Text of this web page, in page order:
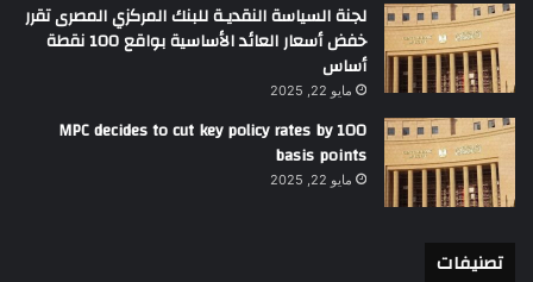
لجنة السياسة النقديـة للبنك المركزي المصرى تقرر
خفض أسعار العائد الأساسية بواقع 100 نقطة
أساس
مايو 22, 2025
MPC decides to cut key policy rates by 100
basis points
مايو 22, 2025
تصنيفات